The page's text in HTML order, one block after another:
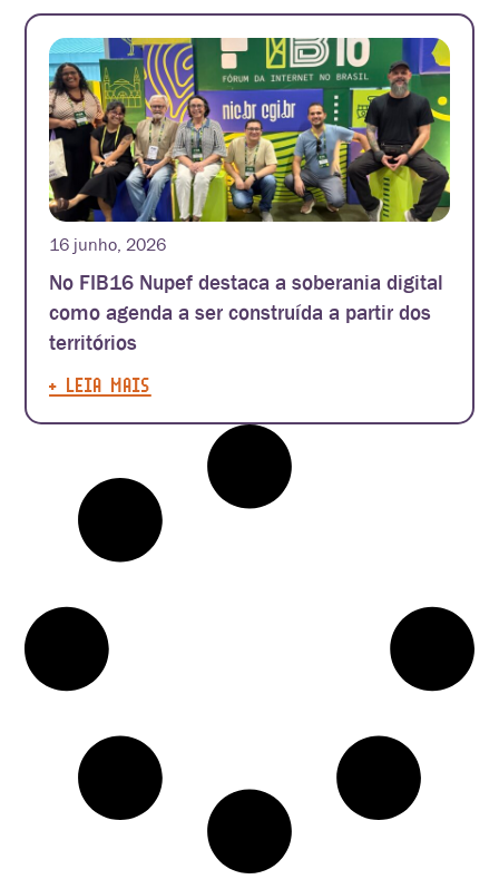
16 junho, 2026
No FIB16 Nupef destaca a soberania digital
como agenda a ser construída a partir dos
territórios
+ LEIA MAIS